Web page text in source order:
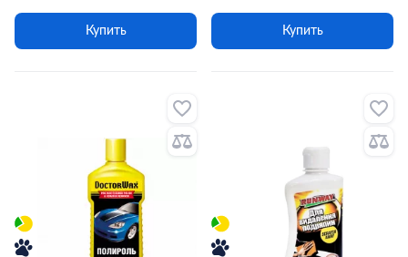
Купить Купить